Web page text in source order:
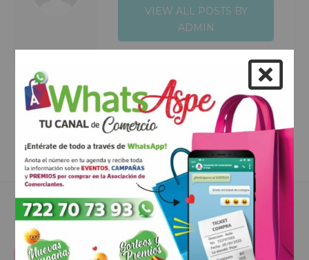
VIEW ALL POSTS BY
ADMIN
ANTERIOR SIGUIENTE